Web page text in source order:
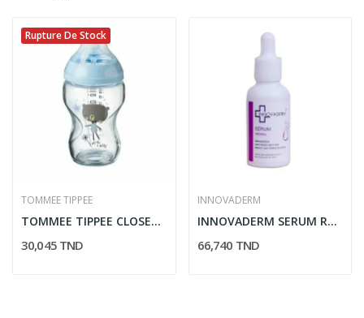
Rupture De Stock
TOMMEE TIPPEE
TOMMEE TIPPEE CLOSER TO NATURE BIBERON BLEU EN...
30,045 TND
INNOVADERM
INNOVADERM SERUM RETINOL 30ML
66,740 TND